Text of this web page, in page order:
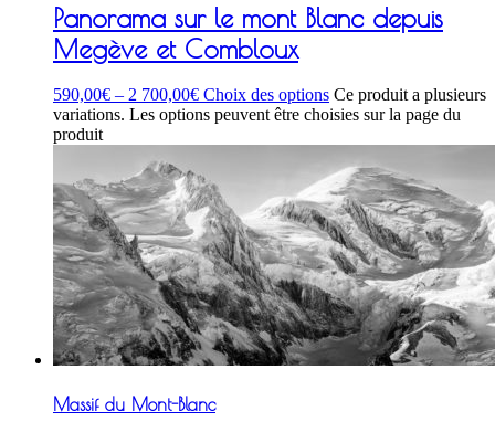
Panorama sur le mont Blanc depuis
Megève et Combloux
590,00€ – 2 700,00€ Choix des options Ce produit a plusieurs
variations. Les options peuvent être choisies sur la page du
produit
Massif du Mont-Blanc